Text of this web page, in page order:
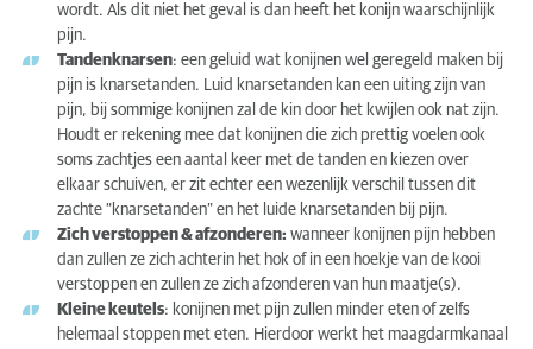
wordt. Als dit niet het geval is dan heeft het konijn waarschijnlijk
pijn.
Tandenknarsen: een geluid wat konijnen wel geregeld maken bij
pijn is knarsetanden. Luid knarsetanden kan een uiting zijn van
pijn, bij sommige konijnen zal de kin door het kwijlen ook nat zijn.
Houdt er rekening mee dat konijnen die zich prettig voelen ook
soms zachtjes een aantal keer met de tanden en kiezen over
elkaar schuiven, er zit echter een wezenlijk verschil tussen dit
zachte “knarsetanden” en het luide knarsetanden bij pijn.
Zich verstoppen & afzonderen: wanneer konijnen pijn hebben
dan zullen ze zich achterin het hok of in een hoekje van de kooi
verstoppen en zullen ze zich afzonderen van hun maatje(s).
Kleine keutels: konijnen met pijn zullen minder eten of zelfs
helemaal stoppen met eten. Hierdoor werkt het maagdarmkanaal